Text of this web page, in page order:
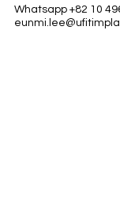
Whatsapp +82 10